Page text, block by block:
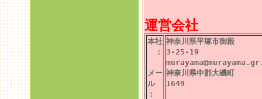
運営会社
本社
：
メー
ル
：
神奈川県平塚市御殿
3-25-19
神奈川県中郡大磯町
1649